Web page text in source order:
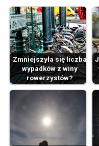
Zmniejszyła się liczba
wypadków z winy
rowerzystów?